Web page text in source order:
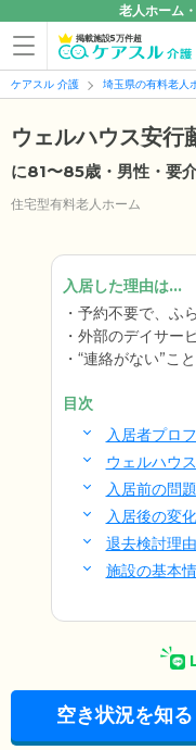
老人ホーム
掲載施設5万件超
ケアスル 介護 埼玉県の有料老人
ウェルハウス安行
に81〜85歳・男性・要
住宅型有料老人ホーム
入居した理由は...
予約不要で、ふ
外部のデイサー
“連絡がない”こ
目次
入居者プロ
ウェルハウ
入居前の問
入居後の変化
退去検討理
施設の基本
空き状況を知る